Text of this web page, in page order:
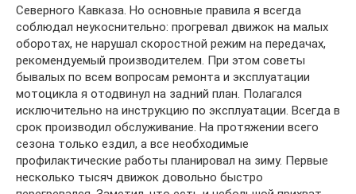
Северного Кавказа. Но основные правила я всегда
соблюдал неукоснительно: прогревал движок на малых
оборотах, не нарушал скоростной режим на передачах,
рекомендуемый производителем. При этом советы
бывалых по всем вопросам ремонта и эксплуатации
мотоцикла я отодвинул на задний план. Полагался
исключительно на инструкцию по эксплуатации. Всегда в
срок производил обслуживание. На протяжении всего
сезона только ездил, а все необходимые
профилактические работы планировал на зиму. Первые
несколько тысяч движок довольно быстро